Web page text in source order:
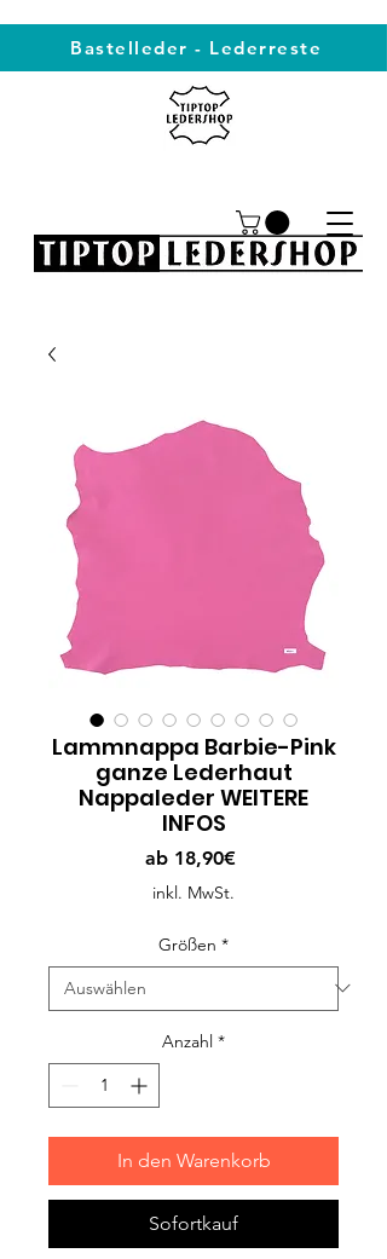
Bastelleder - Lederreste
Lammnappa Barbie-Pink
ganze Lederhaut
Nappaleder WEITERE
INFOS
ab 18,90€Sale-
inkl. MwSt.
Größen *
Anzahl *
In den Warenkorb
Sofortkauf